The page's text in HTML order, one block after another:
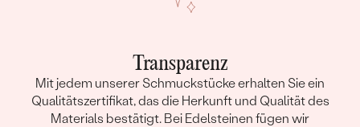
Transparenz
Mit jedem unserer Schmuckstücke erhalten Sie ein
Qualitätszertifikat, das die Herkunft und Qualität des
Materials bestätigt. Bei Edelsteinen fügen wir